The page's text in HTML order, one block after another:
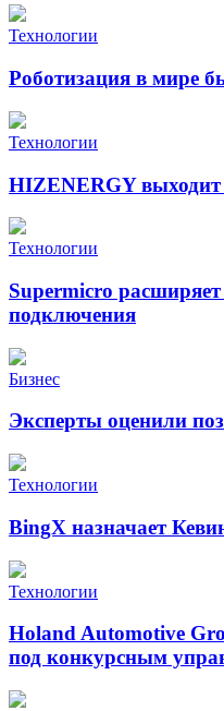
Технологии
Роботизация в мире
Технологии
HIZENERGY выходит
Технологии
Supermicro
подключения
Бизнес
Эксперты оценили
Технологии
BingX назначает
Технологии
Holand Automotive
под конкурсным